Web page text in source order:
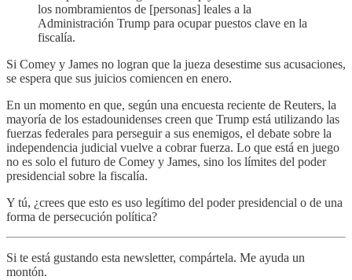
los nombramientos de [personas] leales a la
Administración Trump para ocupar puestos clave en la
fiscalía.
Si Comey y James no logran que la jueza desestime sus acusaciones,
se espera que sus juicios comiencen en enero.
En un momento en que, según una encuesta reciente de Reuters, la
mayoría de los estadounidenses creen que Trump está utilizando las
fuerzas federales para perseguir a sus enemigos, el debate sobre la
independencia judicial vuelve a cobrar fuerza. Lo que está en juego
no es solo el futuro de Comey y James, sino los límites del poder
presidencial sobre la fiscalía.
Y tú, ¿crees que esto es uso legítimo del poder presidencial o de una
forma de persecución política?
Si te está gustando esta newsletter, compártela. Me ayuda un
montón.